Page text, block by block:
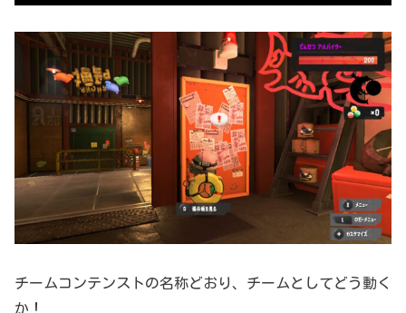
チームコンテンストの名称どおり、チームとしてどう動く
か！